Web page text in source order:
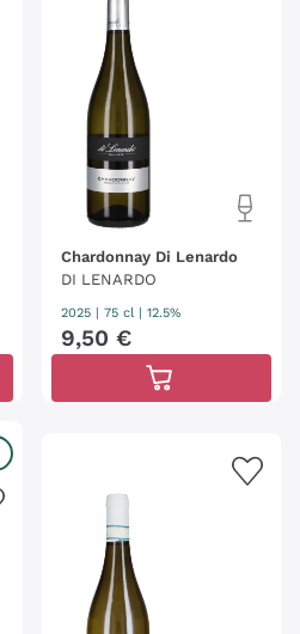
Chardonnay Di Lenardo
DI LENARDO
2025 75 cl | 12.5%
9,50 €